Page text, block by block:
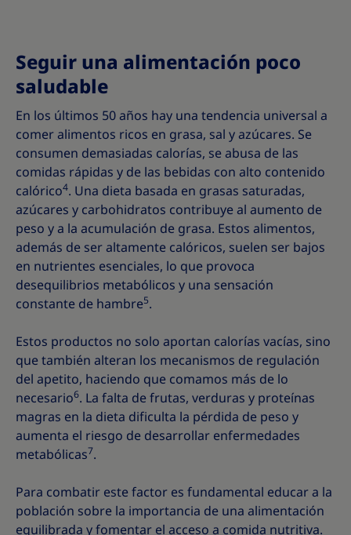
Seguir una alimentación poco
saludable
En los últimos 50 años hay una tendencia universal a
comer alimentos ricos en grasa, sal y azúcares. Se
consumen demasiadas calorías, se abusa de las
comidas rápidas y de las bebidas con alto contenido
calórico4. Una dieta basada en grasas saturadas,
azúcares y carbohidratos contribuye al aumento de
peso y a la acumulación de grasa. Estos alimentos,
además de ser altamente calóricos, suelen ser bajos
en nutrientes esenciales, lo que provoca
desequilibrios metabólicos y una sensación
constante de hambre5.
Estos productos no solo aportan calorías vacías, sino
que también alteran los mecanismos de regulación
del apetito, haciendo que comamos más de lo
necesario6. La falta de frutas, verduras y proteínas
magras en la dieta dificulta la pérdida de peso y
aumenta el riesgo de desarrollar enfermedades
metabólicas7.
Para combatir este factor es fundamental educar a la
población sobre la importancia de una alimentación
equilibrada y fomentar el acceso a comida nutritiva.